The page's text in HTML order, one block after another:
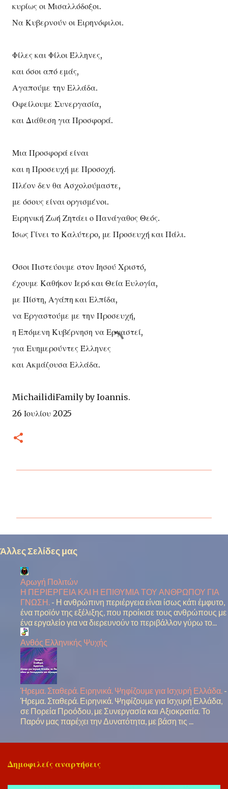
κυρίως οι Μισαλλόδοξοι.
Να Κυβερνούν οι Ειρηνόφιλοι.
Φίλες και Φίλοι Έλληνες,
και όσοι από εμάς,
Αγαπούμε την Ελλάδα.
Οφείλουμε Συνεργασία,
και Διάθεση για Προσφορά.
Μια Προσφορά είναι
και η Προσευχή με Προσοχή.
Πλέον δεν θα Ασχολούμαστε,
με όσους είναι οργισμένοι.
Ειρηνική Ζωή Ζητάει ο Πανάγαθος Θεός.
Ίσως Γίνει το Καλύτερο, με Προσευχή και Πάλι.
Όσοι Πιστεύουμε στον Ιησού Χριστό,
έχουμε Καθήκον Ιερό και Θεία Ευλογία,
με Πίστη, Αγάπη και Ελπίδα,
να Εργαστούμε με την Προσευχή,
η Επόμενη Κυβέρνηση να Εργαστεί,
για Ευημερούντες Έλληνες
και Ακμάζουσα Ελλάδα.
MichailidiFamily by Ioannis.
26 Ιουλίου 2025
α
Άλλες Σελίδες μας
Αρωγή Πολιτών
Η ΠΕΡΙΕΡΓΕΙΑ ΚΑΙ Η ΕΠΙΘΥΜΙΑ ΤΟΥ ΑΝΘΡΩΠΟΥ ΓΙΑ
ΓΝΩΣΗ. - Η ανθρώπινη περιέργεια είναι ίσως κάτι έμφυτο,
ένα προϊόν της εξέλιξης, που προίκισε τους ανθρώπους με
ένα εργαλείο για να διερευνούν το περιβάλλον γύρω το...
Ανθός Ελληνικής Ψυχής
Ήρεμα. Σταθερά. Ειρηνικά. Ψηφίζουμε για Ισχυρή Ελλάδα. -
Ήρεμα. Σταθερά. Ειρηνικά. Ψηφίζουμε για Ισχυρή Ελλάδα,
σε Πορεία Προόδου, με Συνεργασία και Αξιοκρατία. Το
Παρόν μας παρέχει την Δυνατότητα, με βάση τις ...
Δημοφιλείς αναρτήσεις